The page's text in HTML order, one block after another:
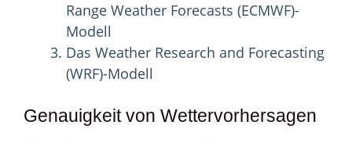
Range Weather Forecasts (ECMWF)-
Modell
Das Weather Research and Forecasting
(WRF)-Modell
Genauigkeit von Wettervorhersagen